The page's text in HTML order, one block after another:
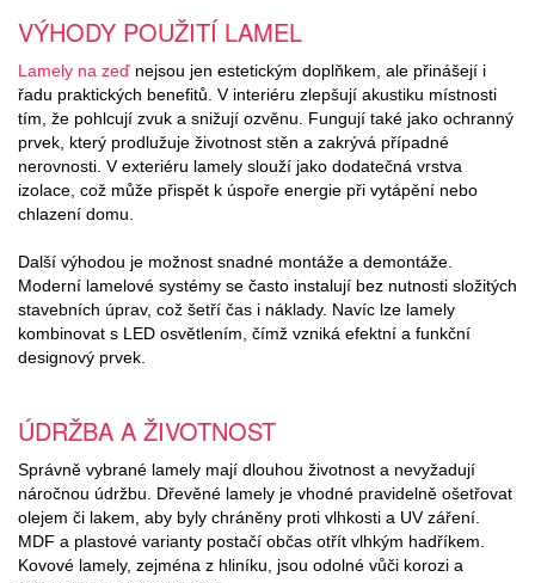
VÝHODY POUŽITÍ LAMEL
Lamely na zeď nejsou jen estetickým doplňkem, ale přinášejí i
řadu praktických benefitů. V interiéru zlepšují akustiku místnosti
tím, že pohlcují zvuk a snižují ozvěnu. Fungují také jako ochranný
prvek, který prodlužuje životnost stěn a zakrývá případné
nerovnosti. V exteriéru lamely slouží jako dodatečná vrstva
izolace, což může přispět k úspoře energie při vytápění nebo
chlazení domu.
Další výhodou je možnost snadné montáže a demontáže.
Moderní lamelové systémy se často instalují bez nutnosti složitých
stavebních úprav, což šetří čas i náklady. Navíc lze lamely
kombinovat s LED osvětlením, čímž vzniká efektní a funkční
designový prvek.
ÚDRŽBA A ŽIVOTNOST
Správně vybrané lamely mají dlouhou životnost a nevyžadují
náročnou údržbu. Dřevěné lamely je vhodné pravidelně ošetřovat
olejem či lakem, aby byly chráněny proti vlhkosti a UV záření.
MDF a plastové varianty postačí občas otřít vlhkým hadříkem.
Kovové lamely, zejména z hliníku, jsou odolné vůči korozi a